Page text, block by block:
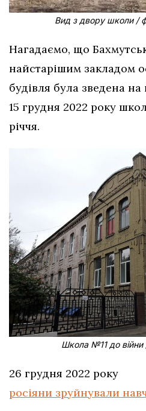
Вид з двору школи /
Нагадаємо, що
найстарішим закладом
будівля була зведена на
15 грудня 2022 року
річчя.
Школа №11 до війни
26 грудня 2022 року
росіяни зруйнували